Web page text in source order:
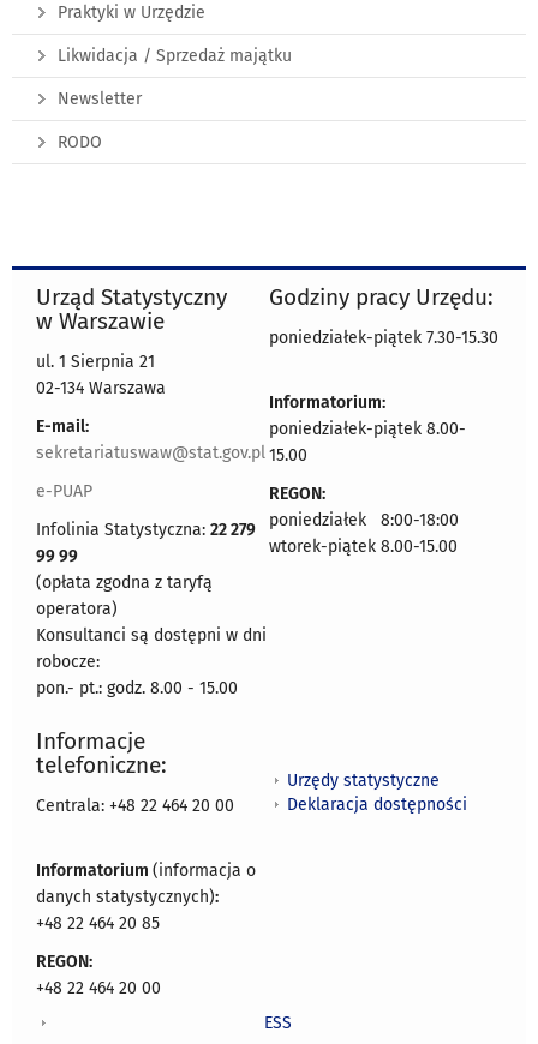
Praktyki w Urzędzie
Likwidacja / Sprzedaż majątku
Newsletter
RODO
Urząd Statystyczny
w Warszawie
ul. 1 Sierpnia 21
02-134 Warszawa
E-mail:
sekretariatuswaw@stat.gov.pl
e-PUAP
Infolinia Statystyczna: 22 279
99 99
(opłata zgodna z taryfą
operatora)
Konsultanci są dostępni w dni
robocze:
pon.- pt.: godz. 8.00 - 15.00
Godziny pracy Urzędu:
poniedziałek-piątek 7.30-15.30
Informatorium:
poniedziałek-piątek 8.00-
15.00
REGON:
poniedziałek 8:00-18:00
wtorek-piątek 8.00-15.00
Informacje
telefoniczne:
Centrala: +48 22 464 20 00
Informatorium (informacja o
danych statystycznych):
+48 22 464 20 85
REGON:
+48 22 464 20 00
Urzędy statystyczne
Deklaracja dostępności
ESS